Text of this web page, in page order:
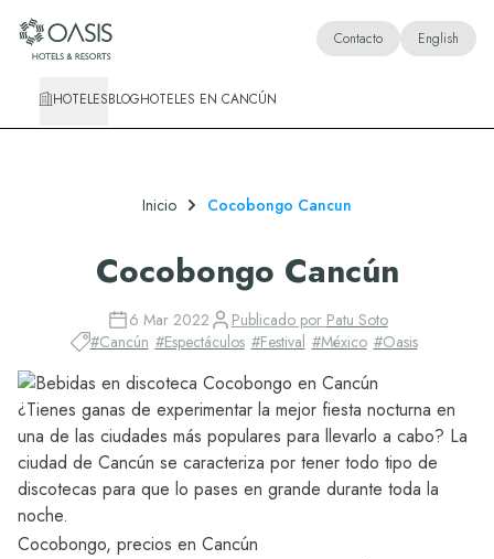
Oasis Hotels & Resorts Contacto English
HOTELESBLOGHOTELES EN CANCÚN
Inicio Cocobongo Cancun
Cocobongo Cancún
6 Mar 2022 Publicado por Patu Soto
#Cancún #Espectáculos #Festival #México #Oasis
¿Tienes ganas de experimentar la mejor fiesta nocturna en
una de las ciudades más populares para llevarlo a cabo? La
ciudad de Cancún se caracteriza por tener todo tipo de
discotecas para que lo pases en grande durante toda la
noche.
Cocobongo, precios en Cancún